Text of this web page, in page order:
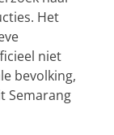
Het
niet
bevolking,
Semarang